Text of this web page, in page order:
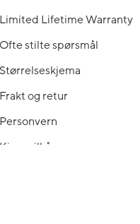
Limited Lifetime Warranty
Ofte stilte spørsmål
Størrelseskjema
Frakt og retur
Personvern
Kjøpsvilkår